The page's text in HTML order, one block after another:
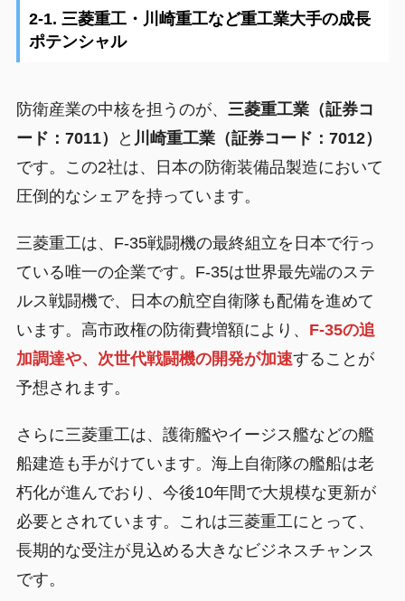
2-1. 三菱重工・川崎重工など重工業大手の成長
ポテンシャル
防衛産業の中核を担うのが、 三菱重工業（証券コ
ード：7011）
と 川崎重工業（証券コード：7012）
です。この2社は、日本の防衛装備品製造において
圧倒的なシェアを持っています。
三菱重工は、F-35戦闘機の最終組立を日本で行っ
ている唯一の企業です。F-35は世界最先端のステ
ルス戦闘機で、日本の航空自衛隊も配備を進めて
います。高市政権の防衛費増額により、 F-35の追
加調達や、次世代戦闘機の開発が加速することが
予想されます。
さらに三菱重工は、護衛艦やイージス艦などの艦
船建造も手がけています。海上自衛隊の艦船は老
朽化が進んでおり、今後10年間で大規模な更新が
必要とされています。これは三菱重工にとって、
長期的な受注が見込める大きなビジネスチャンス
です。